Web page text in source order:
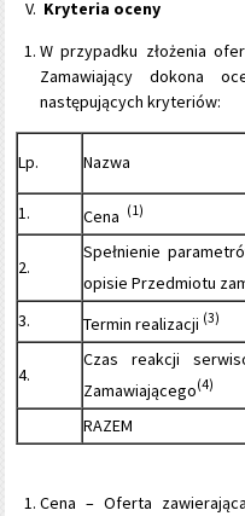
Kryteria oceny
W przypadku złożenia
Zamawiający dokona
następujących kryteriów:
Lp. Nazwa
1.
Cena (1)
2.
Spełnienie
opisie Przedmiotu
3. Termin realizacji (3)
4.
Czas reakcji
Zamawiającego(4)
RAZEM
Cena – Oferta